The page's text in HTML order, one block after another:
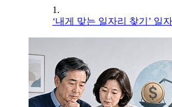
1.
‘내게 맞는 일자리 찾기’ 일